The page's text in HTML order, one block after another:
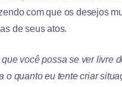
com que os desejos
de seus atos.
você possa se ver livre
o quanto eu tente criar